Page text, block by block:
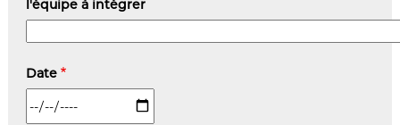
l'équipe à intégrer
Date